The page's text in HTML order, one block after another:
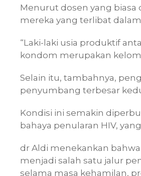
Menurut dosen yang biasa
mereka yang terlibat
“Laki-laki usia produktif
kondom merupakan
Selain itu, tambahnya,
penyumbang terbesar
Kondisi ini semakin
bahaya penularan HIV,
dr Aldi menekankan
menjadi salah satu jalur
selama masa kehamilan,